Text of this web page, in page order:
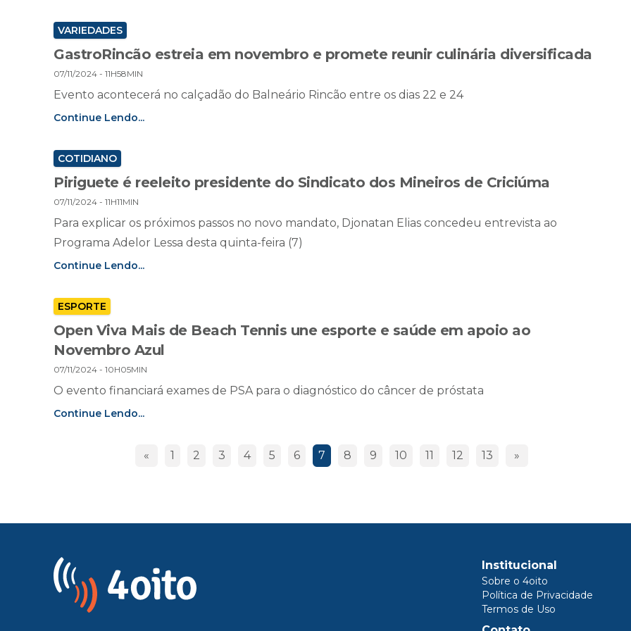
VARIEDADES
GastroRincão estreia em novembro e promete reunir culinária diversificada
07/11/2024 - 11H58MIN
Evento acontecerá no calçadão do Balneário Rincão entre os dias 22 e 24
Continue Lendo...
COTIDIANO
Piriguete é reeleito presidente do Sindicato dos Mineiros de Criciúma
07/11/2024 - 11H11MIN
Para explicar os próximos passos no novo mandato, Djonatan Elias concedeu entrevista ao
Programa Adelor Lessa desta quinta-feira (7)
Continue Lendo...
ESPORTE
Open Viva Mais de Beach Tennis une esporte e saúde em apoio ao
Novembro Azul
07/11/2024 - 10H05MIN
O evento financiará exames de PSA para o diagnóstico do câncer de próstata
Continue Lendo...
« 1 2 3 4 5 6 7 8 9 10 11 12 13 »
Institucional
Sobre o 4oito
Política de Privacidade
Termos de Uso